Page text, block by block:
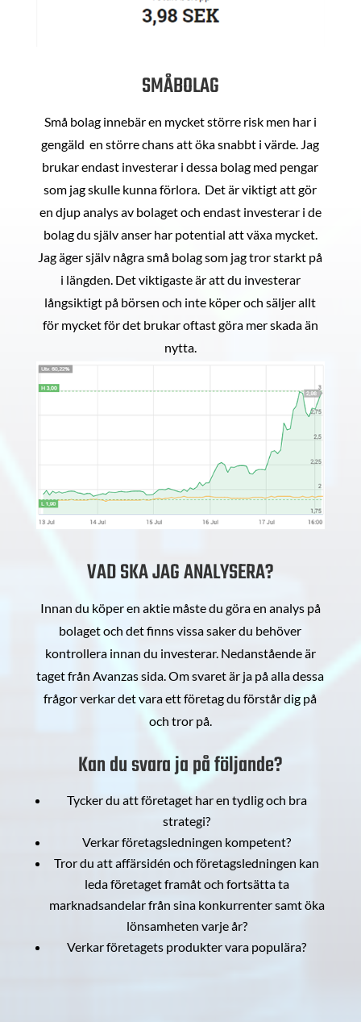
SMÅBOLAG
Små bolag innebär en mycket större risk men har i
gengäld en större chans att öka snabbt i värde. Jag
brukar endast investerar i dessa bolag med pengar
som jag skulle kunna förlora. Det är viktigt att gör
en djup analys av bolaget och endast investerar i de
bolag du själv anser har potential att växa mycket.
Jag äger själv några små bolag som jag tror starkt på
i längden. Det viktigaste är att du investerar
långsiktigt på börsen och inte köper och säljer allt
för mycket för det brukar oftast göra mer skada än
nytta.
VAD SKA JAG ANALYSERA?
Innan du köper en aktie måste du göra en analys på
bolaget och det finns vissa saker du behöver
kontrollera innan du investerar. Nedanstående är
taget från Avanzas sida. Om svaret är ja på alla dessa
frågor verkar det vara ett företag du förstår dig på
och tror på.
Kan du svara ja på följande?
Tycker du att företaget har en tydlig och bra
strategi?
Verkar företagsledningen kompetent?
Tror du att affärsidén och företagsledningen kan
leda företaget framåt och fortsätta ta
marknadsandelar från sina konkurrenter samt öka
lönsamheten varje år?
Verkar företagets produkter vara populära?